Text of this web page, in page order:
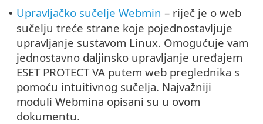
• Upravljačko sučelje Webmin – riječ je o web
sučelju treće strane koje pojednostavljuje
upravljanje sustavom Linux. Omogućuje vam
jednostavno daljinsko upravljanje uređajem
ESET PROTECT VA putem web preglednika s
pomoću intuitivnog sučelja. Najvažniji
moduli Webmina opisani su u ovom
dokumentu.